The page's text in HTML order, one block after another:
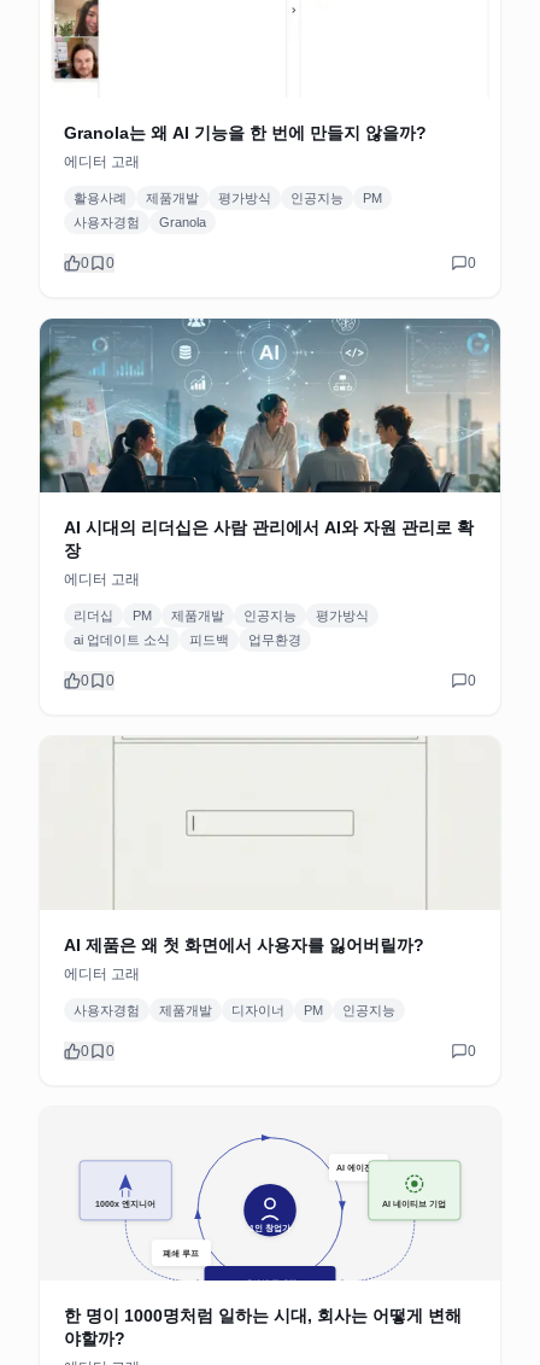
Granola는 왜 AI 기능을 한 번에 만들지 않을까?
에디터 고래
활용사례 제품개발 평가방식 인공지능
PM
사용자경험
Granola
0 0 0
AI 시대의 리더십은 사람 관리에서 AI와 자원 관리로 확
장
에디터 고래
리더십 PM 제품개발 인공지능
평가방식
ai 업데이트 소식
피드백 업무환경
0 0 0
AI 제품은 왜 첫 화면에서 사용자를 잃어버릴까?
에디터 고래
사용자경험 제품개발 디자이너 PM 인공지능
0 0 0
한 명이 1000명처럼 일하는 시대, 회사는 어떻게 변해
야할까?